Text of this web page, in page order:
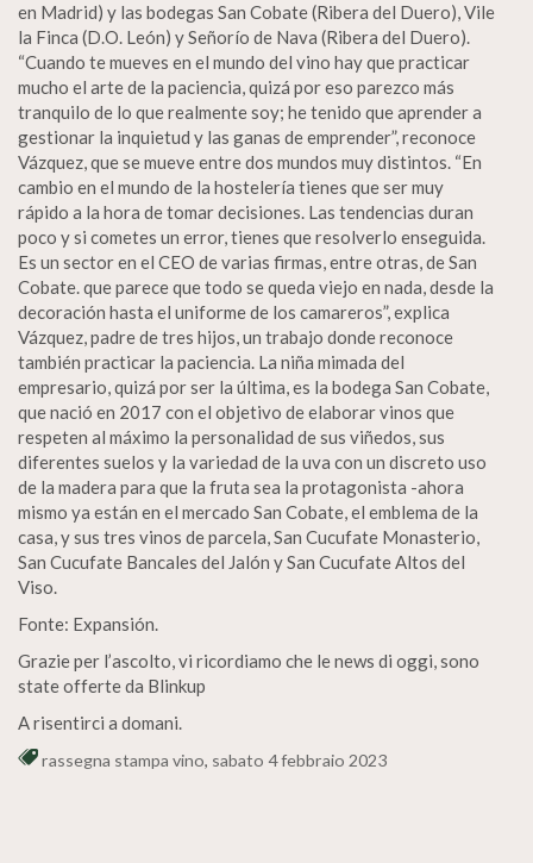
en Madrid) y las bodegas San Cobate (Ribera del Duero), Vile
la Finca (D.O. León) y Señorío de Nava (Ribera del Duero).
“Cuando te mueves en el mundo del vino hay que practicar
mucho el arte de la paciencia, quizá por eso parezco más
tranquilo de lo que realmente soy; he tenido que aprender a
gestionar la inquietud y las ganas de emprender”, reconoce
Vázquez, que se mueve entre dos mundos muy distintos. “En
cambio en el mundo de la hostelería tienes que ser muy
rápido a la hora de tomar decisiones. Las tendencias duran
poco y si cometes un error, tienes que resolverlo enseguida.
Es un sector en el CEO de varias firmas, entre otras, de San
Cobate. que parece que todo se queda viejo en nada, desde la
decoración hasta el uniforme de los camareros”, explica
Vázquez, padre de tres hijos, un trabajo donde reconoce
también practicar la paciencia. La niña mimada del
empresario, quizá por ser la última, es la bodega San Cobate,
que nació en 2017 con el objetivo de elaborar vinos que
respeten al máximo la personalidad de sus viñedos, sus
diferentes suelos y la variedad de la uva con un discreto uso
de la madera para que la fruta sea la protagonista -ahora
mismo ya están en el mercado San Cobate, el emblema de la
casa, y sus tres vinos de parcela, San Cucufate Monasterio,
San Cucufate Bancales del Jalón y San Cucufate Altos del
Viso.
Fonte: Expansión.
Grazie per l’ascolto, vi ricordiamo che le news di oggi, sono
state offerte da Blinkup
A risentirci a domani.
rassegna stampa vino, sabato 4 febbraio 2023